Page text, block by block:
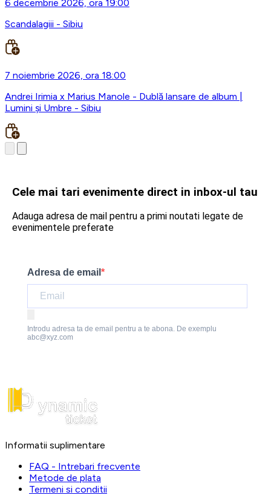
6 decembrie 2026, ora 19:00
Scandalagiii - Sibiu
7 noiembrie 2026, ora 18:00
Andrei Irimia x Marius Manole - Dublă lansare de album |
Lumini și Umbre - Sibiu
Cele mai tari evenimente direct in inbox-ul tau
Adauga adresa de mail pentru a primi noutati legate de
evenimentele preferate
Adresa de email
Introdu adresa ta de email pentru a te abona. De exemplu
abc@xyz.com
Informatii suplimentare
FAQ - Intrebari frecvente
Metode de plata
Termeni si conditii